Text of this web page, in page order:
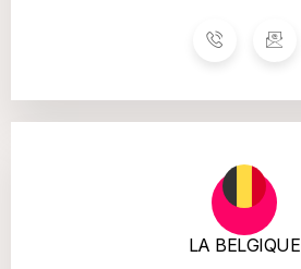
LA BELGIQUE